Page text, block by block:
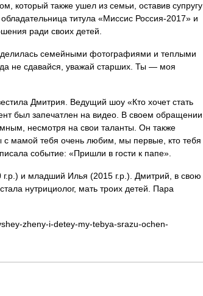
который также ушел из семьи, оставив супругу
титула «Миссис Россия-2017» и
ради своих детей.
семейными фотографиями и теплыми
не сдавайся, уважай старших. Ты — моя
Дмитрия. Ведущий шоу «Кто хочет стать
был запечатлен на видео. В своем обращении
несмотря на свои таланты. Он также
с мамой тебя очень любим, мы первые, кто тебя
событие: «Пришли в гости к папе».
и младший Илья (2015 г.р.). Дмитрий, в свою
нутрициолог, мать троих детей. Пара
zheny-i-detey-my-tebya-srazu-ochen-